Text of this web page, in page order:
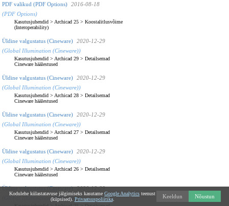
PDF valikud (PDF Options)
2016-08-18
(PDF Options)
Kasutusjuhendid > Archicad 25 > Koostalitlusvõime
(Interoperability)
Üldine valgustatus (Cineware)
2020-12-29
(Global Illumination (Cineware))
Kasutusjuhendid > Archicad 29 > Detailsemad
Cineware häälestused
Üldine valgustatus (Cineware)
2020-12-29
(Global Illumination (Cineware))
Kasutusjuhendid > Archicad 28 > Detailsemad
Cineware häälestused
Üldine valgustatus (Cineware)
2020-12-29
(Global Illumination (Cineware))
Kasutusjuhendid > Archicad 27 > Detailsemad
Cineware häälestused
Üldine valgustatus (Cineware)
2020-12-29
(Global Illumination (Cineware))
Kasutusjuhendid > Archicad 26 > Detailsemad
Cineware häälestused
Üldine valgustatus (Cineware) 2020-12-29
(Global Illumination (Cineware))
Kodulehe külastatavuse jälgimiseks kasutame Google Analytics teenust
(küpsised). Privaatsuspoliitika. Keeldun Nõustun